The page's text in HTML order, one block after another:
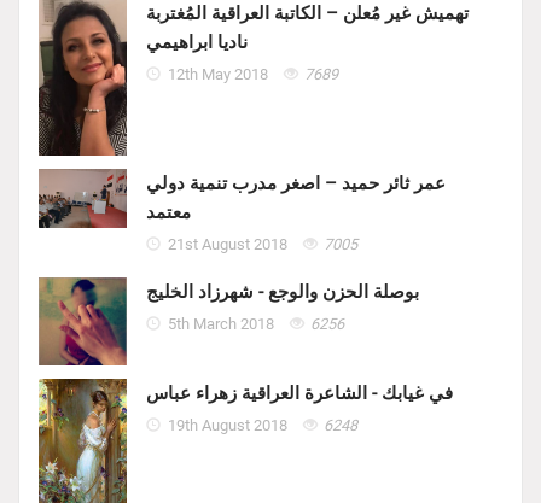
تهميش غير مُعلن – الكاتبة العراقية المُغتربة
ناديا ابراهيمي
12th May 2018 7689
عمر ثائر حميد – اصغر مدرب تنمية دولي
معتمد
21st August 2018 7005
بوصلة الحزن والوجع - شهرزاد الخليج
5th March 2018 6256
في غيابك - الشاعرة العراقية زهراء عباس
19th August 2018 6248